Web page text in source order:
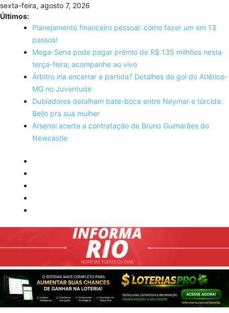
Skip
to
content
sexta-feira, agosto 7, 2026
Últimos:
Planejamento financeiro pessoal: como fazer um em 13
passos!
Mega-Sena pode pagar prêmio de R$ 135 milhões nesta
terça-feira; acompanhe ao vivo
Árbitro iria encerrar a partida? Detalhes do gol do Atlético-
MG no Juventude
Dubladores detalham bate-boca entre Neymar e torcida:
Beijo pra sua mulher
Arsenal acerta a contratação de Bruno Guimarães do
Newcastle